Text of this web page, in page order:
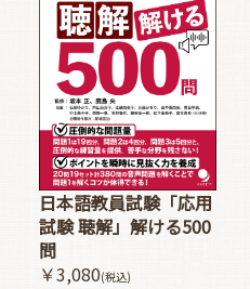
日本語教員試験「応用
試験 聴解」解ける500
問
￥3,080(税込)